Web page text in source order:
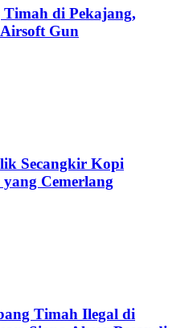
Timah di Pekajang,
Gun
Secangkir Kopi
Cemerlang
Timah Ilegal di